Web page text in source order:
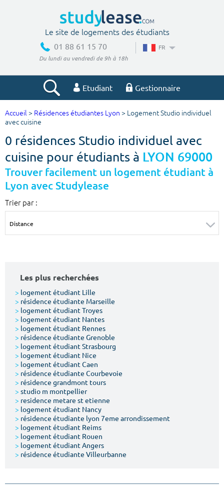
Le site de logements des étudiants
01 88 61 15 70
Du lundi au vendredi de 9h à 18h
FR
Etudiant Gestionnaire
Votre recherche
Ville, école
Budget min
€ €
Surface min Surface max
Type de location
Votre date d'entrée
Chercher
Accueil > Résidences étudiantes Lyon > Logement Studio individuel
avec cuisine
0 résidences Studio individuel avec
cuisine pour étudiants à LYON 69000
Trouver facilement un logement étudiant à
Lyon avec Studylease
Trier par :
Les plus recherchées
> logement étudiant Lille
> résidence étudiante Marseille
> logement étudiant Troyes
> logement étudiant Nantes
> logement étudiant Rennes
> résidence étudiante Grenoble
> logement étudiant Strasbourg
> logement étudiant Nice
> logement étudiant Caen
> résidence étudiante Courbevoie
> résidence grandmont tours
> studio m montpellier
> residence metare st etienne
> logement étudiant Nancy
> résidence étudiante lyon 7eme arrondissement
> logement étudiant Reims
> logement étudiant Rouen
> logement étudiant Angers
> résidence étudiante Villeurbanne